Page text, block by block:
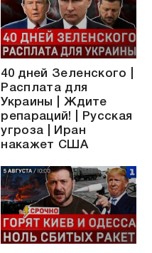
40 дней Зеленского |
Расплата для
Украины | Ждите
репараций! | Русская
угроза | Иран
накажет США